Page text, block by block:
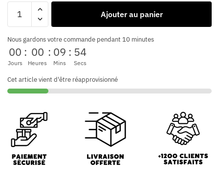
Ajouter au panier
Nous gardons votre commande pendant 10 minutes
00
Jours
: 00
Heures
: 09
Mins
: 54
Secs
Cet article vient d'être réapprovisionné